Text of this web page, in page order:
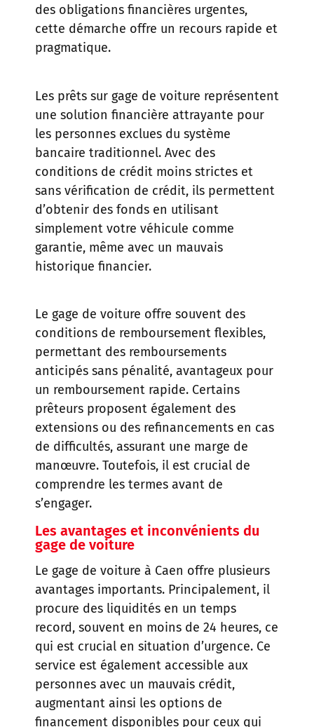
des obligations financières urgentes,
cette démarche offre un recours rapide et
pragmatique.
Les prêts sur gage de voiture représentent
une solution financière attrayante pour
les personnes exclues du système
bancaire traditionnel. Avec des
conditions de crédit moins strictes et
sans vérification de crédit, ils permettent
d’obtenir des fonds en utilisant
simplement votre véhicule comme
garantie, même avec un mauvais
historique financier.
Le gage de voiture offre souvent des
conditions de remboursement flexibles,
permettant des remboursements
anticipés sans pénalité, avantageux pour
un remboursement rapide. Certains
prêteurs proposent également des
extensions ou des refinancements en cas
de difficultés, assurant une marge de
manœuvre. Toutefois, il est crucial de
comprendre les termes avant de
s’engager.
Les avantages et inconvénients du
gage de voiture
Le gage de voiture à Caen offre plusieurs
avantages importants. Principalement, il
procure des liquidités en un temps
record, souvent en moins de 24 heures, ce
qui est crucial en situation d’urgence. Ce
service est également accessible aux
personnes avec un mauvais crédit,
augmentant ainsi les options de
financement disponibles pour ceux qui